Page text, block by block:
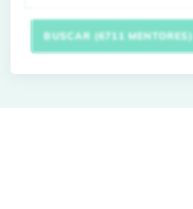
BUSCAR (6711 MENTORES)